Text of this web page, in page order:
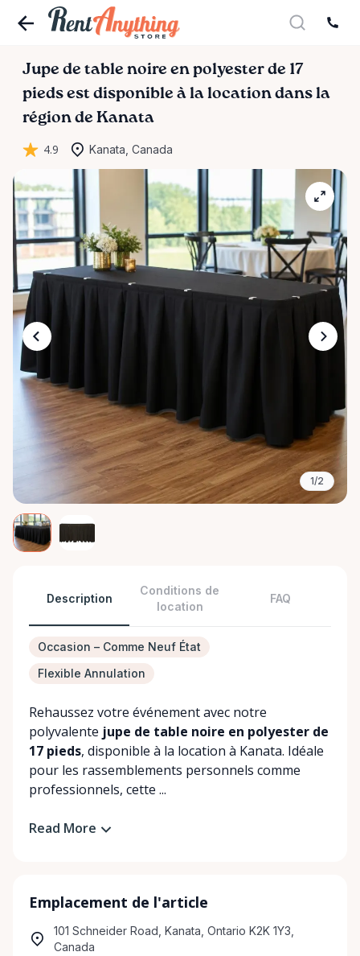
Jupe de table noire en polyester de 17
pieds est disponible à la location dans la
région de Kanata
4.9 Kanata, Canada
1/2
Description
Conditions de
location
FAQ
Occasion – Comme Neuf État
Flexible Annulation
Rehaussez votre événement avec notre
polyvalente jupe de table noire en polyester de
17 pieds, disponible à la location à Kanata. Idéale
pour les rassemblements personnels comme
professionnels, cette ...
Read More
Emplacement de l'article
101 Schneider Road, Kanata, Ontario K2K 1Y3,
Canada